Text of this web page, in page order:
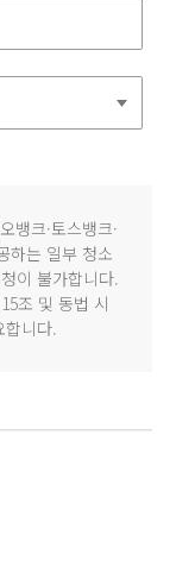
뱅크·토스뱅크·
하는 일부 청소
이 불가합니다.
조 및 동법 시
합니다.